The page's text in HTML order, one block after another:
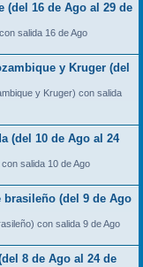
(del 16 de Ago al 29 de
salida 16 de Ago
y Kruger (del
y Kruger) con salida
(del 10 de Ago al 24
salida 10 de Ago
(del 9 de Ago
con salida 9 de Ago
8 de Ago al 24 de